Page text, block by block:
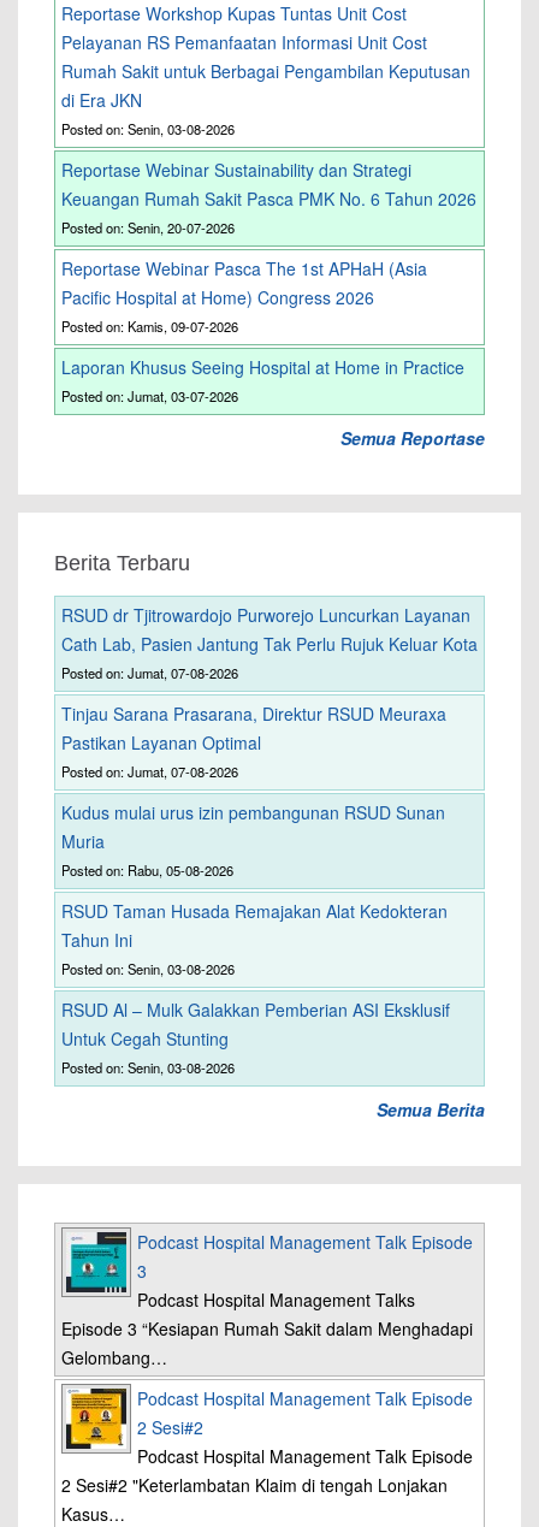
Reportase Workshop Kupas Tuntas Unit Cost
Pelayanan RS Pemanfaatan Informasi Unit Cost
Rumah Sakit untuk Berbagai Pengambilan Keputusan
di Era JKN
Posted on: Senin, 03-08-2026
Reportase Webinar Sustainability dan Strategi
Keuangan Rumah Sakit Pasca PMK No. 6 Tahun 2026
Posted on: Senin, 20-07-2026
Reportase Webinar Pasca The 1st APHaH (Asia
Pacific Hospital at Home) Congress 2026
Posted on: Kamis, 09-07-2026
Laporan Khusus Seeing Hospital at Home in Practice
Posted on: Jumat, 03-07-2026
Semua Reportase
Berita Terbaru
RSUD dr Tjitrowardojo Purworejo Luncurkan Layanan
Cath Lab, Pasien Jantung Tak Perlu Rujuk Keluar Kota
Posted on: Jumat, 07-08-2026
Tinjau Sarana Prasarana, Direktur RSUD Meuraxa
Pastikan Layanan Optimal
Posted on: Jumat, 07-08-2026
Kudus mulai urus izin pembangunan RSUD Sunan
Muria
Posted on: Rabu, 05-08-2026
RSUD Taman Husada Remajakan Alat Kedokteran
Tahun Ini
Posted on: Senin, 03-08-2026
RSUD Al – Mulk Galakkan Pemberian ASI Eksklusif
Untuk Cegah Stunting
Posted on: Senin, 03-08-2026
Semua Berita
Podcast Hospital Management Talk Episode
3
Podcast Hospital Management Talks
Episode 3 “Kesiapan Rumah Sakit dalam Menghadapi
Gelombang…
Podcast Hospital Management Talk Episode
2 Sesi#2
Podcast Hospital Management Talk Episode
2 Sesi#2 "Keterlambatan Klaim di tengah Lonjakan
Kasus…